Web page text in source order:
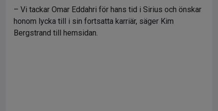
– Vi tackar Omar Eddahri för hans tid i Sirius och önskar
honom lycka till i sin fortsatta karriär, säger Kim
Bergstrand till hemsidan.